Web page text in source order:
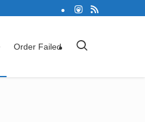
Order Failed